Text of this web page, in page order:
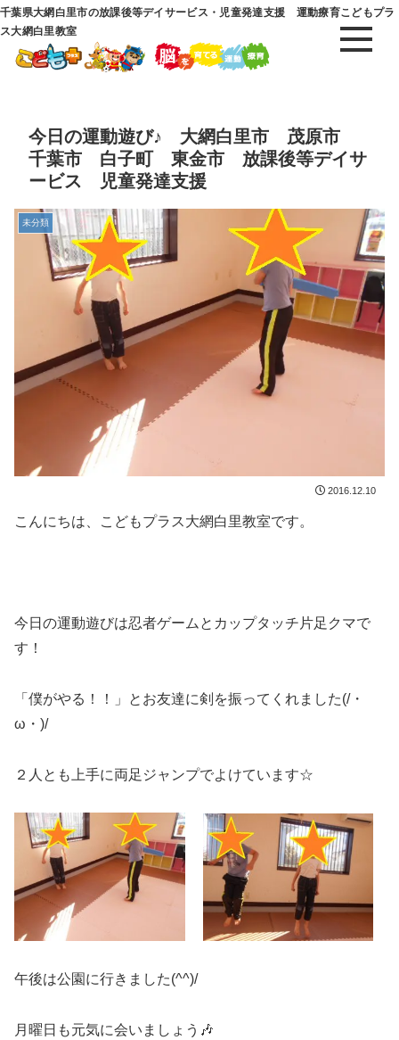
千葉県大網白里市の放課後等デイサービス・児童発達支援 運動療育こどもプラ
ス大網白里教室
今日の運動遊び♪ 大網白里市 茂原市
千葉市 白子町 東金市 放課後等デイサ
ービス 児童発達支援
未分類
2016.12.10
こんにちは、こどもプラス大網白里教室です。
今日の運動遊びは忍者ゲームとカップタッチ片足クマで
す！
「僕がやる！！」とお友達に剣を振ってくれました(/・
ω・)/
２人とも上手に両足ジャンプでよけています☆
午後は公園に行きました(^^)/
月曜日も元気に会いましょう🎶